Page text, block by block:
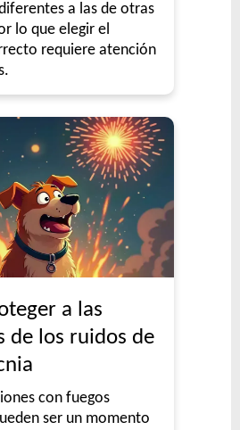
a las de otras
lo que elegir el
requiere atención
a las
de los ruidos de
con fuegos
ser un momento